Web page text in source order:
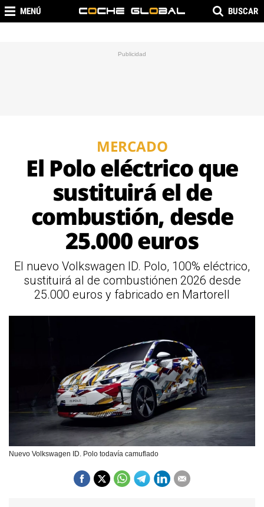
MENÚ BUSCAR
MERCADO
El Polo eléctrico que
sustituirá el de
combustión, desde
25.000 euros
El nuevo Volkswagen ID. Polo, 100% eléctrico,
sustituirá al de combustiónen 2026 desde
25.000 euros y fabricado en Martorell
Nuevo Volkswagen ID. Polo todavía camuflado